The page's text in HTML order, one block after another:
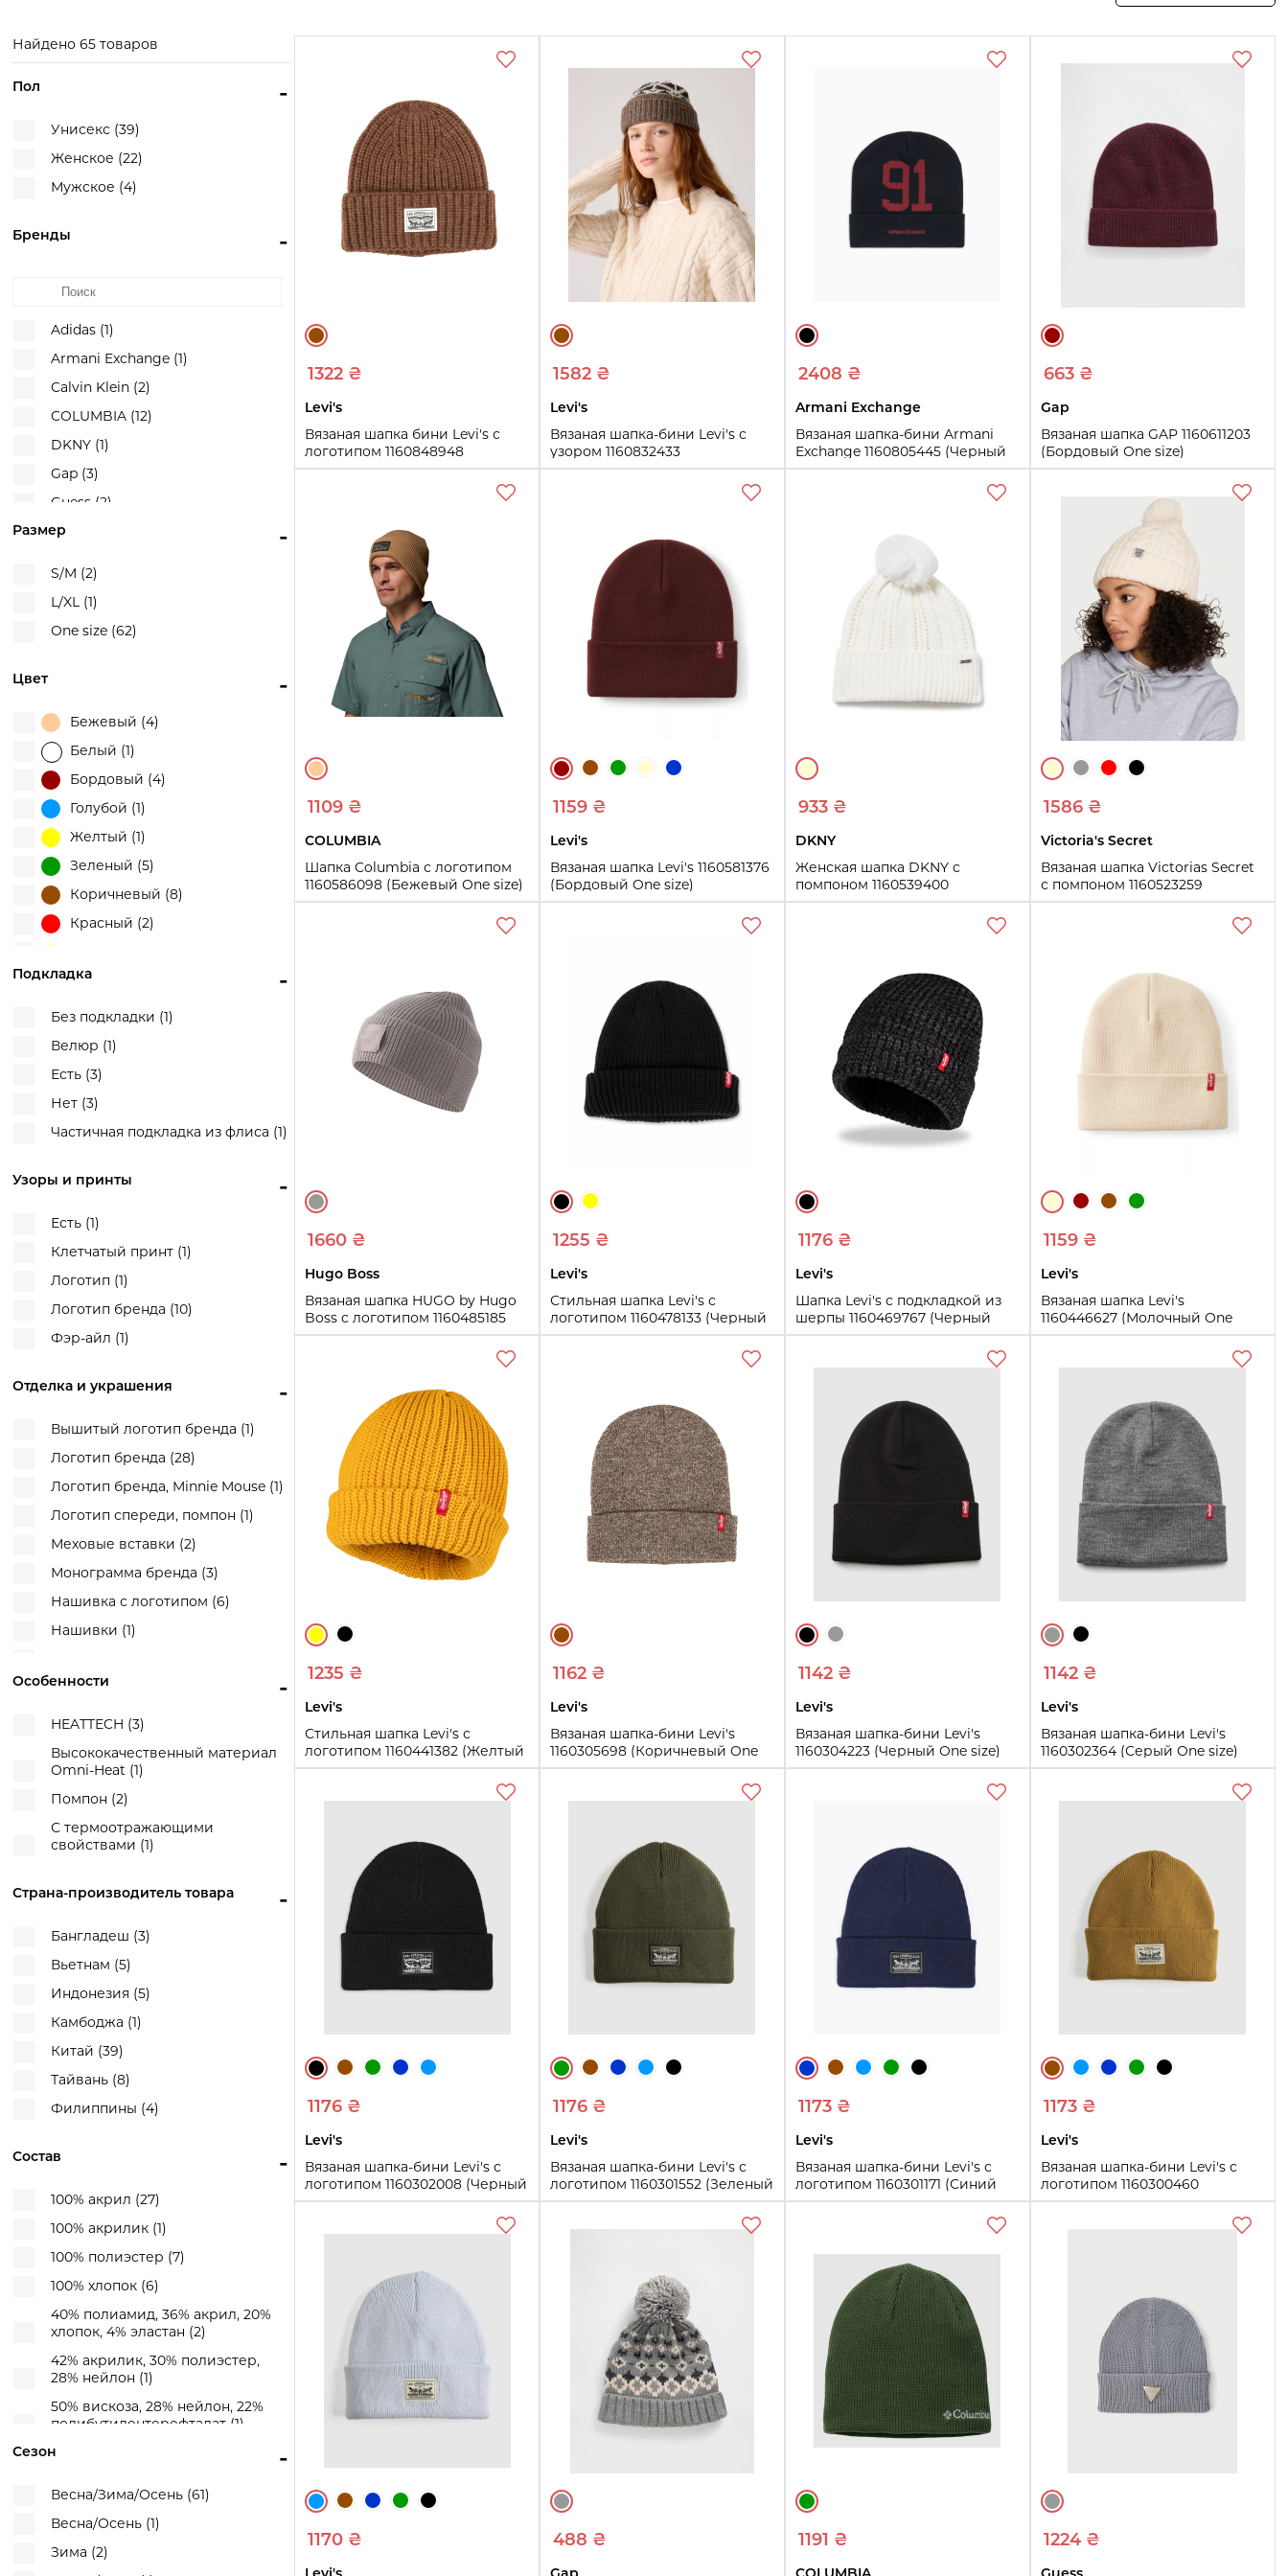
товары
Найдено 65 товаров
-
Пол
Унисекс (39)
Женское (22)
Мужское (4)
-
Бренды
Adidas (1)
Armani Exchange (1)
Calvin Klein (2)
COLUMBIA (12)
DKNY (1)
Gap (3)
Guess (2)
Hugo Boss (1)
-
Размер
S/M (2)
L/XL (1)
One size (62)
-
Цвет
Бежевый (4)
Белый (1)
Бордовый (4)
Голубой (1)
Желтый (1)
Зеленый (5)
Коричневый (8)
Красный (2)
Оранжевый (2)
Серый (10)
Синий (6)
Фиолетовый (1)
-
Подкладка
Без подкладки (1)
Велюр (1)
Есть (3)
Нет (3)
Частичная подкладка из флиса (1)
-
Узоры и принты
Есть (1)
Клетчатый принт (1)
Логотип (1)
Логотип бренда (10)
Фэр-айл (1)
-
Отделка и украшения
Вышитый логотип бренда (1)
Логотип бренда (28)
Логотип бренда, Minnie Mouse (1)
Логотип спереди, помпон (1)
Меховые вставки (2)
Монограмма бренда (3)
Нашивка с логотипом (6)
Нашивки (1)
Помпон, логотип из страз (4)
-
Особенности
HEATTECH (3)
Высококачественный материал
Omni-Heat (1)
Помпон (2)
С термоотражающими
свойствами (1)
-
Страна-производитель товара
Бангладеш (3)
Вьетнам (5)
Индонезия (5)
Камбоджа (1)
Китай (39)
Тайвань (8)
Филиппины (4)
-
Состав
100% акрил (27)
100% акрилик (1)
100% полиэстер (7)
100% хлопок (6)
40% полиамид, 36% акрил, 20%
хлопок, 4% эластан (2)
42% акрилик, 30% полиэстер,
28% нейлон (1)
50% вискоза, 28% нейлон, 22%
полибутилентерефталат (1)
50% полиэстер, 50% акрил (1)
акрилик, 6% шерсть (1)
-
Сезон
Весна/Зима/Осень (61)
Весна/Осень (1)
Зима (2)
1322 ₴
Levi's
Вязаная шапка бини Levi's с
логотипом 1160848948
(Коричневый One size)
Купить
1582 ₴
Levi's
Вязаная шапка-бини Levi's с
узором 1160832433
(Коричневый One size)
Купить
2408 ₴
Armani Exchange
Вязаная шапка-бини Armani
Exchange 1160805445 (Черный
One size)
Купить
663 ₴
Gap
Вязаная шапка GAP 1160611203
(Бордовый One size)
Купить
1109 ₴
COLUMBIA
Шапка Columbia с логотипом
1160586098 (Бежевый One size)
1159 ₴
Levi's
Вязаная шапка Levi's 1160581376
(Бордовый One size)
933 ₴
DKNY
Женская шапка DKNY с
помпоном 1160539400
(Молочный One size)
Купить
1586 ₴
Victoria's Secret
Вязаная шапка Victorias Secret
с помпоном 1160523259
(Молочный One size)
Купить
1660 ₴
Hugo Boss
Вязаная шапка HUGO by Hugo
Boss с логотипом 1160485185
(Серый One size)
Купить
1255 ₴
Levi's
Стильная шапка Levi's с
логотипом 1160478133 (Черный
One size)
Купить
1176 ₴
Levi's
Шапка Levi's с подкладкой из
шерпы 1160469767 (Черный
One size)
One size
Купить
1159 ₴
Levi's
Вязаная шапка Levi's
1160446627 (Молочный One
size)
One size
Купить
1235 ₴
Levi's
Стильная шапка Levi's с
логотипом 1160441382 (Желтый
One size)
One size
Купить
1162 ₴
Levi's
Вязаная шапка-бини Levi's
1160305698 (Коричневый One
size)
One size
Купить
1142 ₴
Levi's
Вязаная шапка-бини Levi's
1160304223 (Черный One size)
1142 ₴
Levi's
Вязаная шапка-бини Levi's
1160302364 (Серый One size)
1176 ₴
Levi's
Вязаная шапка-бини Levi's с
логотипом 1160302008 (Черный
One size)
One size
Купить
1176 ₴
Levi's
Вязаная шапка-бини Levi's с
логотипом 1160301552 (Зеленый
One size)
One size
1173 ₴
Levi's
Вязаная шапка-бини Levi's с
логотипом 1160301171 (Синий
One size)
Купить
1173 ₴
Levi's
Вязаная шапка-бини Levi's с
логотипом 1160300460
(Коричневый One size)
1170 ₴ 488 ₴ 1191 ₴ 1224 ₴